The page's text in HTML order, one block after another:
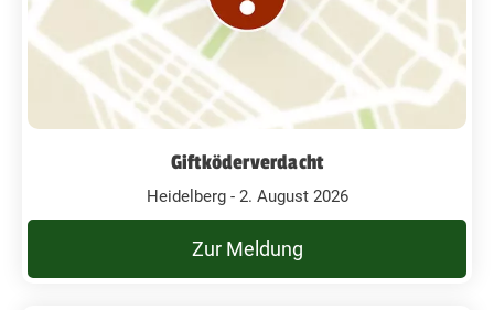
Giftköderverdacht
Heidelberg - 2. August 2026
Zur Meldung